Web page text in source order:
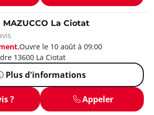
La Ciotat
Ouvre le 10 août à 09:00
13600 La Ciotat
Plus d'informations
? Appeler